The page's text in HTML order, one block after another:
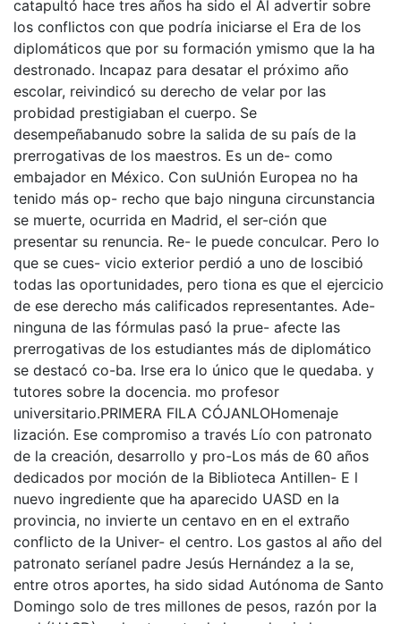
catapultó hace tres años ha sido el Al advertir sobre
los conflictos con que podría iniciarse el Era de los
diplomáticos que por su formación ymismo que la ha
destronado. Incapaz para desatar el próximo año
escolar, reivindicó su derecho de velar por las
probidad prestigiaban el cuerpo. Se
desempeñabanudo sobre la salida de su país de la
prerrogativas de los maestros. Es un de- como
embajador en México. Con suUnión Europea no ha
tenido más op- recho que bajo ninguna circunstancia
se muerte, ocurrida en Madrid, el ser-ción que
presentar su renuncia. Re- le puede conculcar. Pero lo
que se cues- vicio exterior perdió a uno de loscibió
todas las oportunidades, pero tiona es que el ejercicio
de ese derecho más calificados representantes. Ade-
ninguna de las fórmulas pasó la prue- afecte las
prerrogativas de los estudiantes más de diplomático
se destacó co-ba. Irse era lo único que le quedaba. y
tutores sobre la docencia. mo profesor
universitario.PRIMERA FILA CÓJANLOHomenaje
lización. Ese compromiso a través Lío con patronato
de la creación, desarrollo y pro-Los más de 60 años
dedicados por moción de la Biblioteca Antillen- E l
nuevo ingrediente que ha aparecido UASD en la
provincia, no invierte un centavo en en el extraño
conflicto de la Univer- el centro. Los gastos al año del
patronato seríanel padre Jesús Hernández a la se,
entre otros aportes, ha sido sidad Autónoma de Santo
Domingo solo de tres millones de pesos, razón por la